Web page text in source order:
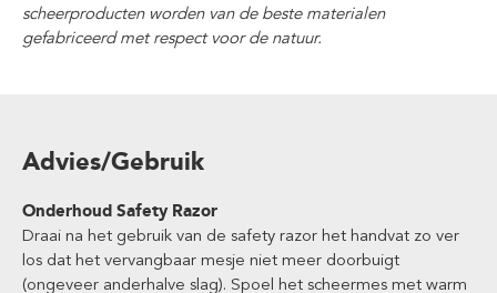
scheerproducten worden van de beste materialen
gefabriceerd met respect voor de natuur.
Advies/Gebruik
Onderhoud Safety Razor
Draai na het gebruik van de safety razor het handvat zo ver
los dat het vervangbaar mesje niet meer doorbuigt
(ongeveer anderhalve slag). Spoel het scheermes met warm